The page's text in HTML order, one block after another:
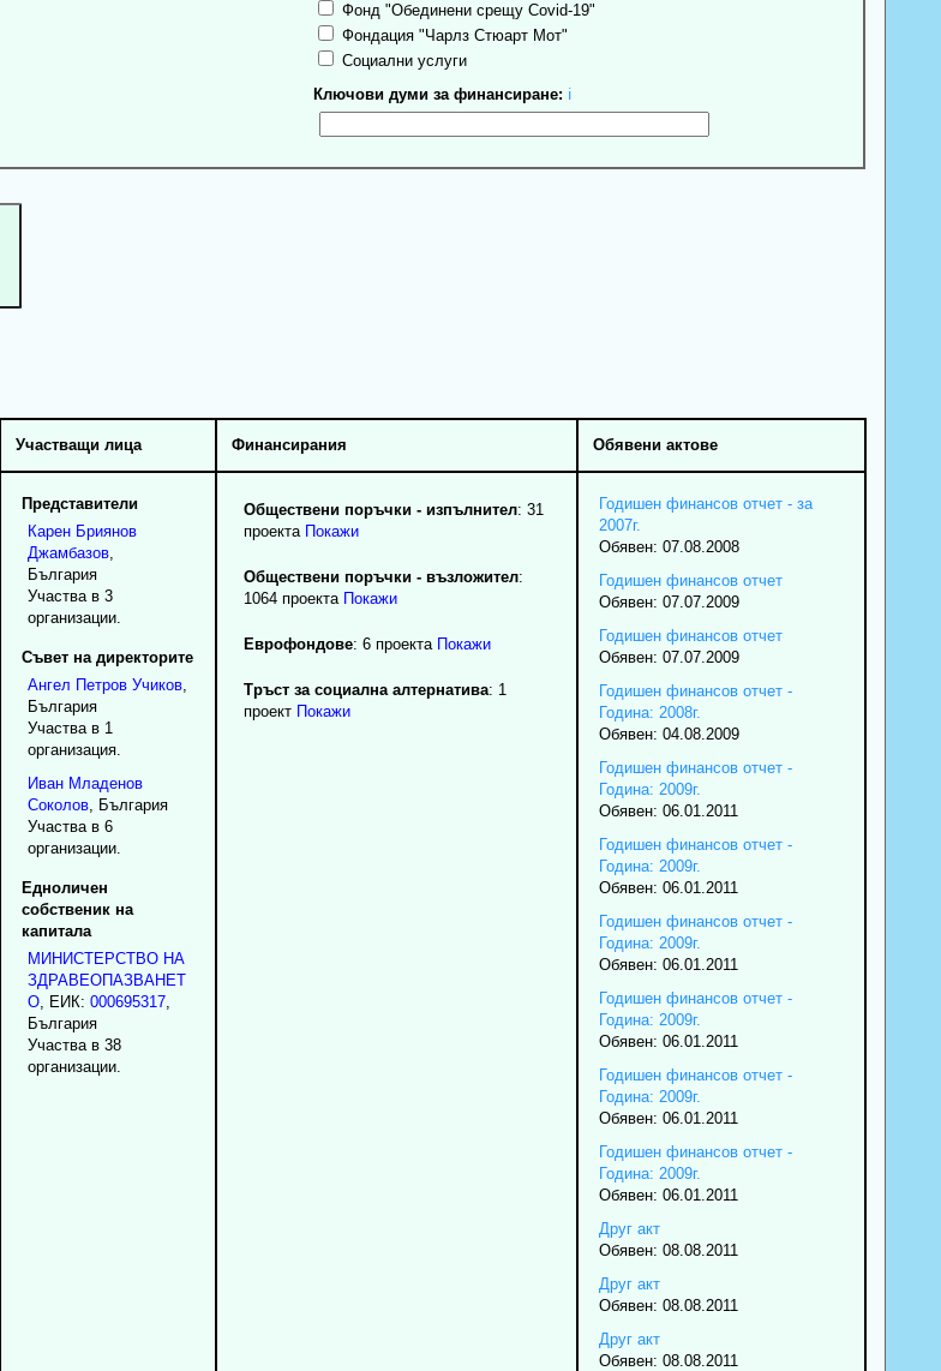
Фонд "Обединени срещу Covid-19"
Фондация "Чарлз Стюарт Мот"
Социални услуги
Ключови думи за финансиране: ℹ
Участващи лица Финансирания Обявени актове
Представители
Карен Бриянов
Джамбазов,
България
Участва в 3
организации.
Съвет на директорите
Ангел Петров Учиков,
България
Участва в 1
организация.
Иван Младенов
Соколов, България
Участва в 6
организации.
Едноличен
собственик на
капитала
МИНИСТЕРСТВО НА
ЗДРАВЕОПАЗВАНЕТ
О, ЕИК: 000695317,
България
Участва в 38
организации.
Обществени поръчки - изпълнител: 31
проекта Покажи
Обществени поръчки - възложител:
1064 проекта Покажи
Еврофондове: 6 проекта Покажи
Тръст за социална алтернатива: 1
проект Покажи
Годишен финансов отчет - за
2007г.
Обявен: 07.08.2008
Годишен финансов отчет
Обявен: 07.07.2009
Годишен финансов отчет
Обявен: 07.07.2009
Годишен финансов отчет -
Година: 2008г.
Обявен: 04.08.2009
Годишен финансов отчет -
Година: 2009г.
Обявен: 06.01.2011
Годишен финансов отчет -
Година: 2009г.
Обявен: 06.01.2011
Годишен финансов отчет -
Година: 2009г.
Обявен: 06.01.2011
Годишен финансов отчет -
Година: 2009г.
Обявен: 06.01.2011
Годишен финансов отчет -
Година: 2009г.
Обявен: 06.01.2011
Годишен финансов отчет -
Година: 2009г.
Обявен: 06.01.2011
Друг акт
Обявен: 08.08.2011
Друг акт
Обявен: 08.08.2011
Друг акт
Обявен: 08.08.2011